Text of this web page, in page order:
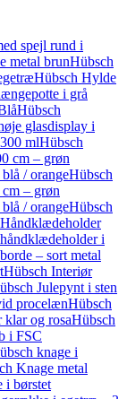
spejl rund i
metal brunHübsch
Hübsch Hylde
i grå
Hübsch
glasdisplay i
mlHübsch
cm – grøn
/ orangeHübsch
– grøn
/ orangeHübsch
i
– sort metal
Hübsch Interiør
Julepynt i sten
procelænHübsch
klar og rosaHübsch
i FSC
knage i
Knage metal
i børstet